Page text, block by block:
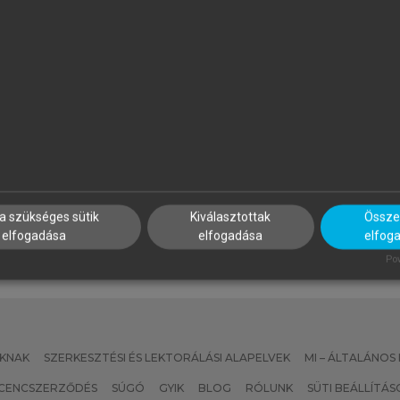
SZERKESZTÉSI ÉS LEKTORÁLÁSI ALAPELVEK MI – ÁLTALÁNOS
SÚGÓ GYIK BLOG RÓLUNK SÜTI
szükséges sütik
elfogadása
Kiválasztottak
elfogadása